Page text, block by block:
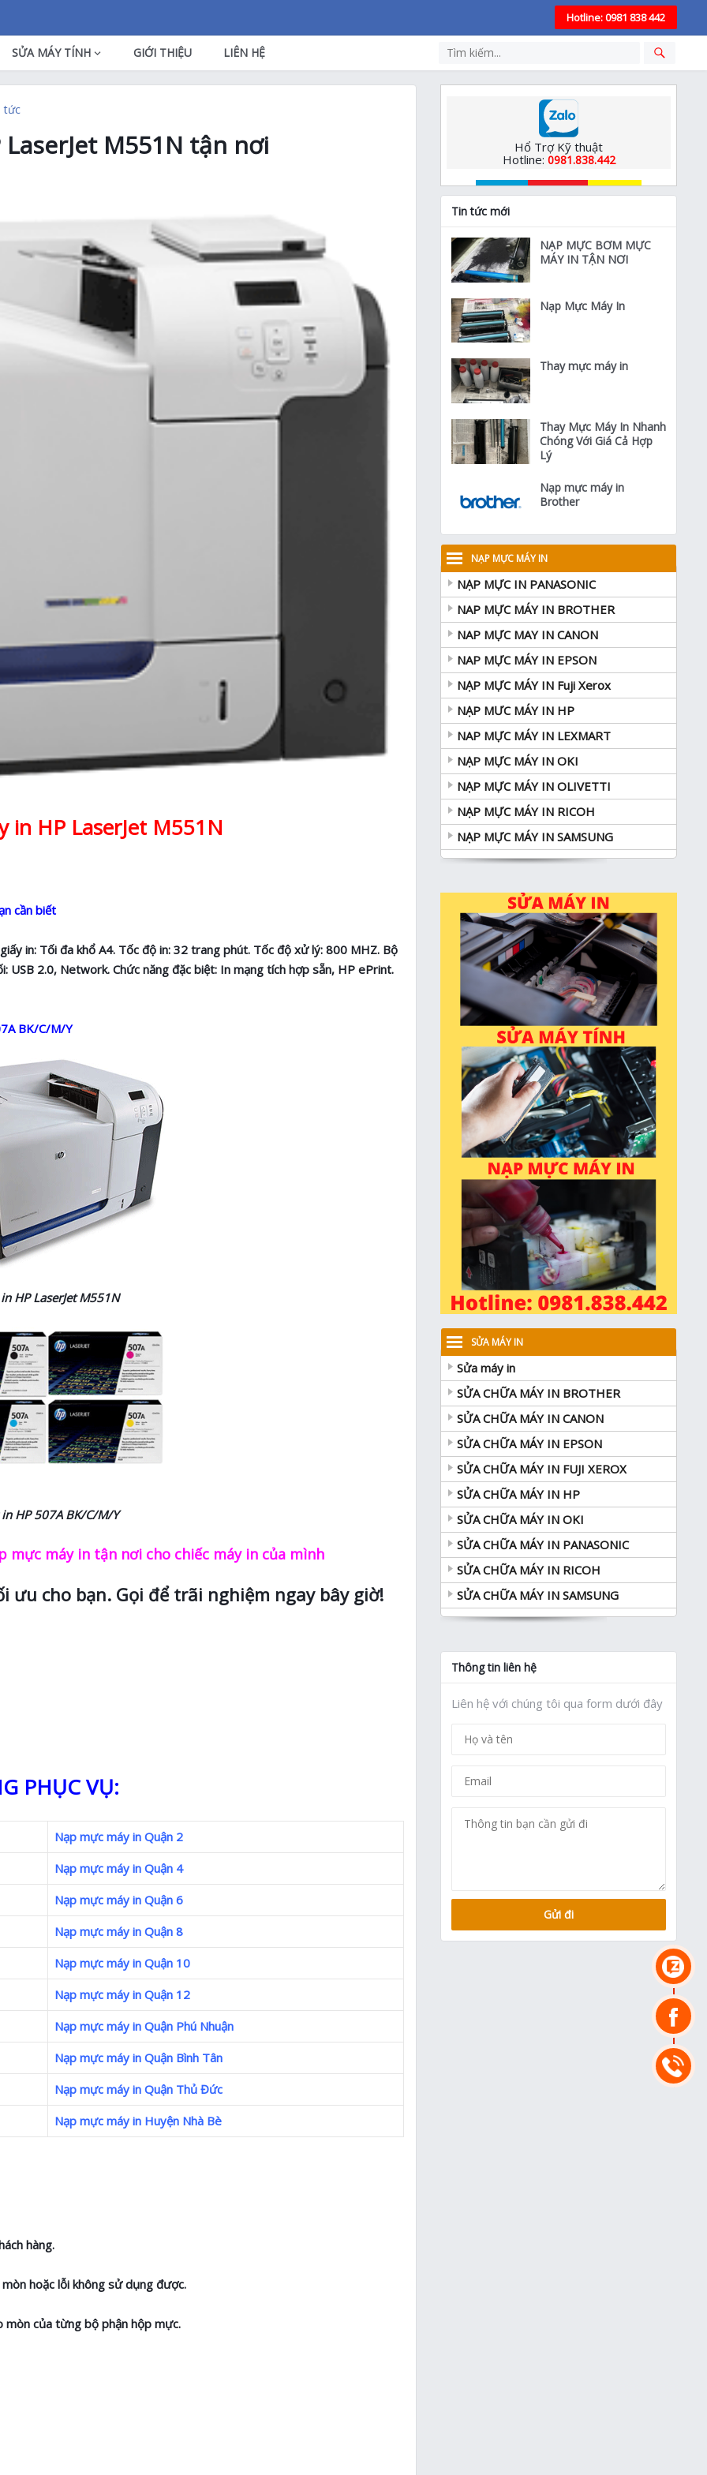
Hotline: 0981 838 442
SỬA MÁY TÍNH GIỚI THIỆU LIÊN HỆ
tức
M551N tận nơi
HP LaserJet M551N
cần biết
in: Tối đa khổ A4. Tốc độ in: 32 trang phút. Tốc độ xử lý: 800 MHZ. Bộ
USB 2.0, Network. Chức năng đặc biệt: In mạng tích hợp sẵn, HP ePrint.
BK/C/M/Y
HP LaserJet M551N
HP507A BK/C/M/Y
máy in tận nơi cho chiếc máy in của mình
cho bạn. Gọi để trãi nghiệm ngay bây giờ!
PHỤC VỤ:
Nạp mực máy in Quận 2
Nạp mực máy in Quận 4
Nạp mực máy in Quận 6
Nạp mực máy in Quận 8
Nạp mực máy in Quận 10
Nạp mực máy in Quận 12
Nạp mực máy in Quận Phú Nhuận
Nạp mực máy in Quận Bình Tân
Nạp mực máy in Quận Thủ Đức
Nạp mực máy in Huyện Nhà Bè
hàng.
hoặc lỗi không sử dụng được.
mòn của từng bộ phận hộp mực.
Hổ Trợ Kỹ thuật
Hotline: 0981.838.442
Tin tức mới
NẠP MỰC BƠM MỰC
MÁY IN TẬN NƠI
Nạp Mực Máy In
Thay mực máy in
Thay Mực Máy In Nhanh
Chóng Với Giá Cả Hợp
Lý
Nạp mực máy in
Brother
NẠP MỰC MÁY IN
NẠP MỰC IN PANASONIC
NAP MỰC MÁY IN BROTHER
NAP MỰC MAY IN CANON
NAP MỰC MÁY IN EPSON
NẠP MỰC MÁY IN Fuji Xerox
NẠP MƯC MÁY IN HP
NAP MỰC MÁY IN LEXMART
NẠP MỰC MÁY IN OKI
NẠP MỰC MÁY IN OLIVETTI
NẠP MỰC MÁY IN RICOH
NẠP MỰC MÁY IN SAMSUNG
SỬA MÁY IN
Sửa máy in
SỬA CHỮA MÁY IN BROTHER
SỬA CHỮA MÁY IN CANON
SỬA CHỮA MÁY IN EPSON
SỬA CHỮA MÁY IN FUJI XEROX
SỬA CHỮA MÁY IN HP
SỬA CHỮA MÁY IN OKI
SỬA CHỮA MÁY IN PANASONIC
SỬA CHỮA MÁY IN RICOH
SỬA CHỮA MÁY IN SAMSUNG
Thông tin liên hệ
Liên hệ với chúng tôi qua form dưới đây